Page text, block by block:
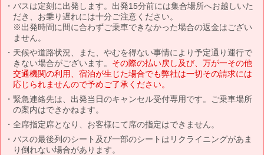
バスは定刻に出発します。出発15分前には集合場所へお越しいた
だき、お乗り遅れには十分ご注意ください。
※出発時間に間に合わずご乗車できなかった場合の返金はござい
ません。
天候や道路状況、また、やむを得ない事情により予定通り運行で
きない場合がございます。 その際の払い戻し及び、万が一その他
交通機関の利用、宿泊が生じた場合でも弊社は一切その請求には
応じられませんので予めご了承ください。
緊急連絡先は、出発当日のキャンセル受付専用です。ご乗車場所
の案内はできかねます。
全席指定席となり、お客様にて席の指定はできません。
バスの最後列のシート及び一部のシートはリクライニングがあま
り倒れない場合があります。